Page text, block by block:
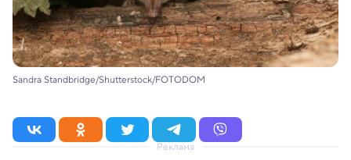
Sandra Standbridge/Shutterstock/FOTODOM
Реклама